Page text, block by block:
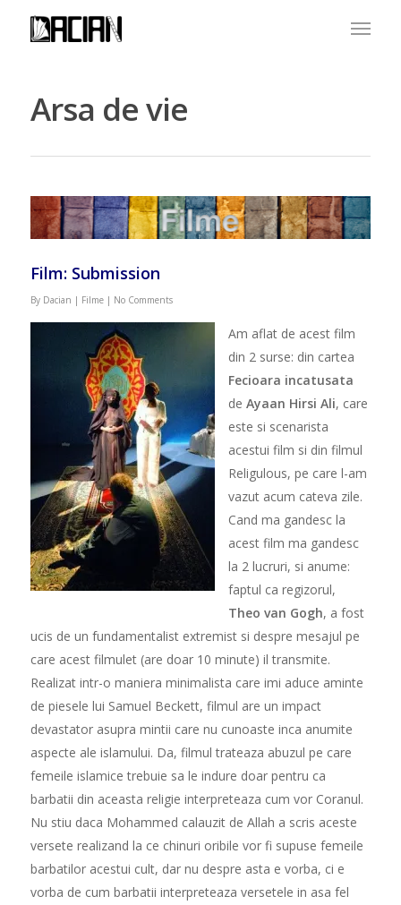
Arsa de vie
Film: Submission
By Dacian | Filme | No Comments
Am aflat de acest film
din 2 surse: din cartea
Fecioara incatusata
de Ayaan Hirsi Ali, care
este si scenarista
acestui film si din filmul
Religulous, pe care l-am
vazut acum cateva zile.
Cand ma gandesc la
acest film ma gandesc
la 2 lucruri, si anume:
faptul ca regizorul,
Theo van Gogh, a fost
ucis de un fundamentalist extremist si despre mesajul pe
care acest filmulet (are doar 10 minute) il transmite.
Realizat intr-o maniera minimalista care imi aduce aminte
de piesele lui Samuel Beckett, filmul are un impact
devastator asupra mintii care nu cunoaste inca anumite
aspecte ale islamului. Da, filmul trateaza abuzul pe care
femeile islamice trebuie sa le indure doar pentru ca
barbatii din aceasta religie interpreteaza cum vor Coranul.
Nu stiu daca Mohammed calauzit de Allah a scris aceste
versete realizand la ce chinuri oribile vor fi supuse femeile
barbatilor acestui cult, dar nu despre asta e vorba, ci e
vorba de cum barbatii interpreteaza versetele in asa fel